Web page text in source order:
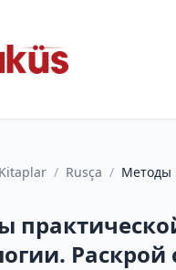
Kitaplar / Rusça / Методы
Раскрой